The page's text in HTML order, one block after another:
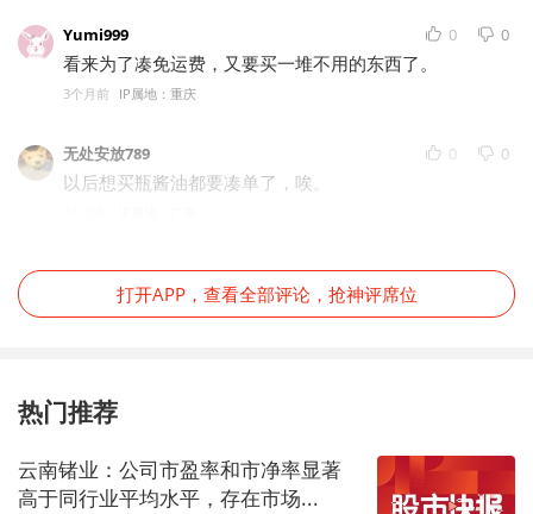
Yumi999 0 0
看来为了凑免运费，又要买一堆不用的东西了。
3个月前 IP属地：重庆
无处安放789 0 0
以后想买瓶酱油都要凑单了，唉。
打开APP，查看全部评论，抢神评席位
热门推荐
云南锗业：公司市盈率和市净率显著
高于同行业平均水平，存在市场...